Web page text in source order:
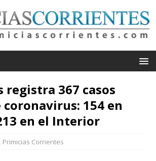
registra 367 casos
coronavirus: 154 en
en el Interior
Primicias Corrientes